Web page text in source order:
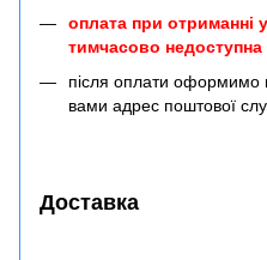
оплата при отриманні
тимчасово недоступна
після оплати оформимо
вами адрес поштової
Доставка